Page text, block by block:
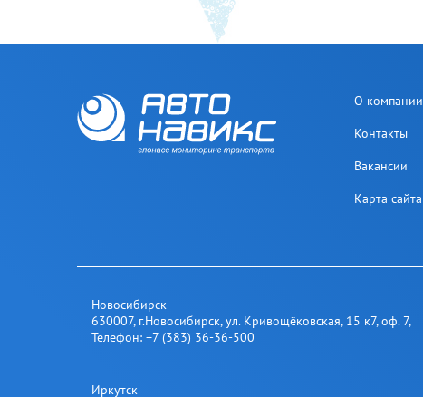
О компании
Контакты
Вакансии
Карта сайта
Новосибирск
630007, г.Новосибирск,ул. Кривощёковская, 15 к7, оф. 7,
Телефон: +7 (383) 36-36-500
Иркутск